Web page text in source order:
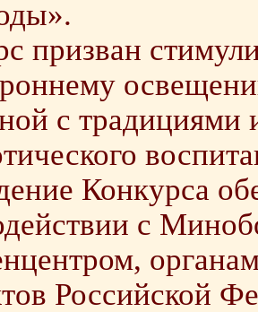
призван
с
Конкурса
с
Российской